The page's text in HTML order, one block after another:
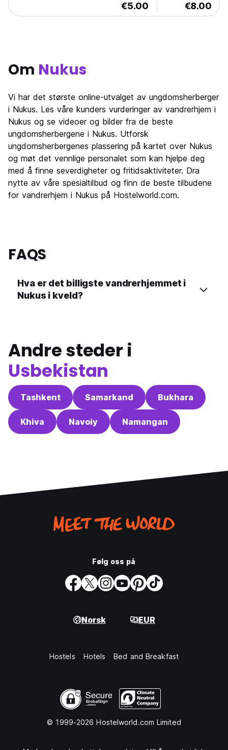
€5.00 €8.00
Om Nukus
Vi har det største online-utvalget av ungdomsherberger
i Nukus. Les våre kunders vurderinger av vandrerhjem i
Nukus og se videoer og bilder fra de beste
ungdomsherbergene i Nukus. Utforsk
ungdomsherbergenes plassering på kartet over Nukus
og møt det vennlige personalet som kan hjelpe deg
med å finne severdigheter og fritidsaktiviteter. Dra
nytte av våre spesialtilbud og finn de beste tilbudene
for vandrerhjem i Nukus på Hostelworld.com.
FAQS
Hva er det billigste vandrerhjemmet i
Nukus i kveld?
Andre steder i
Usbekistan
Tashkent Samarkand Bukhara
Khiva Navoiy Namangan
Følg oss på
Norsk EUR
Hostels Hotels Bed and Breakfast
© 1999-2026 Hostelworld.com Limited